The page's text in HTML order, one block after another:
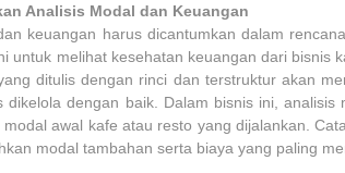
Analisis Modal dan Keuangan
keuangan harus dicantumkan dalam
untuk melihat kesehatan keuangan dari bisnis
ditulis dengan rinci dan terstruktur akan
dikelola dengan baik. Dalam bisnis ini,
awal kafe atau resto yang dijalankan.
modal tambahan serta biaya yang paling